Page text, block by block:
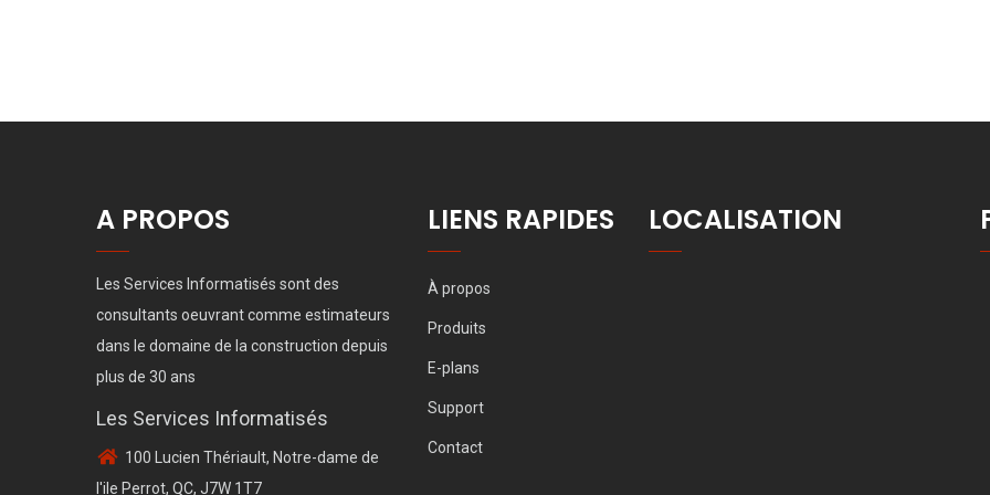
A PROPOS
Les Services Informatisés sont des
consultants oeuvrant comme estimateurs
dans le domaine de la construction depuis
plus de 30 ans
Les Services Informatisés
100 Lucien Thériault, Notre-dame de
l'ile Perrot, QC, J7W 1T7
LIENS RAPIDES
À propos
Produits
E-plans
Support
Contact
LOCALISATION